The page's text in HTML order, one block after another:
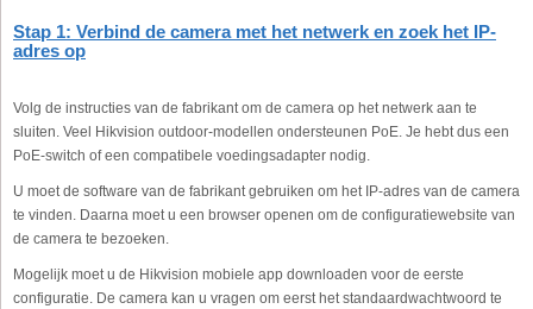
Stap 1: Verbind de camera met het netwerk en zoek het IP-
adres op
Volg de instructies van de fabrikant om de camera op het netwerk aan te
sluiten. Veel Hikvision outdoor-modellen ondersteunen PoE. Je hebt dus een
PoE-switch of een compatibele voedingsadapter nodig.
U moet de software van de fabrikant gebruiken om het IP-adres van de camera
te vinden. Daarna moet u een browser openen om de configuratiewebsite van
de camera te bezoeken.
Mogelijk moet u de Hikvision mobiele app downloaden voor de eerste
configuratie. De camera kan u vragen om eerst het standaardwachtwoord te